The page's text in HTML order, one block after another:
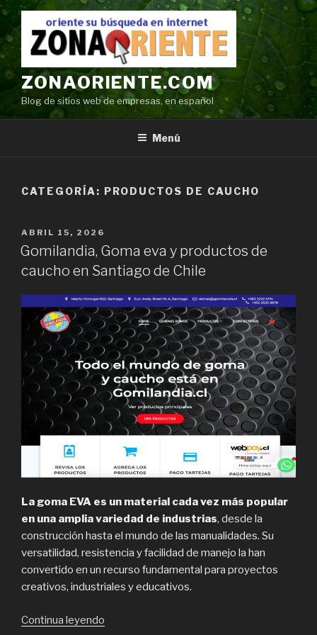
Ir
contenido
ZONAORIENTE.COM
Blog de sitios web de empresas, en español
Menú
CATEGORÍA: PRODUCTOS DE CAUCHO
POSTED
ON
ABRIL 15, 2026
Gomilandia, Goma eva y productos de
caucho en Santiago de Chile
La goma EVA es un material cada vez más popular
en una amplia variedad de industrias, desde la
construcción hasta el mundo de las manualidades. Su
versatilidad, resistencia y facilidad de manejo la han
convertido en un recurso fundamental para proyectos
creativos, industriales y educativos.
Continua leyendo